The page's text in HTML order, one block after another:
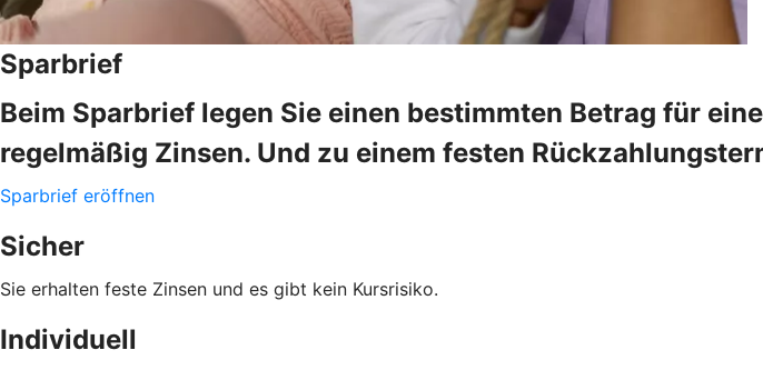
Sparbrief
Beim Sparbrief legen Sie einen bestimmten Betrag für
regelmäßig Zinsen. Und zu einem festen
Sparbrief eröffnen
Sicher
Sie erhalten feste Zinsen und es gibt kein Kursrisiko.
Individuell